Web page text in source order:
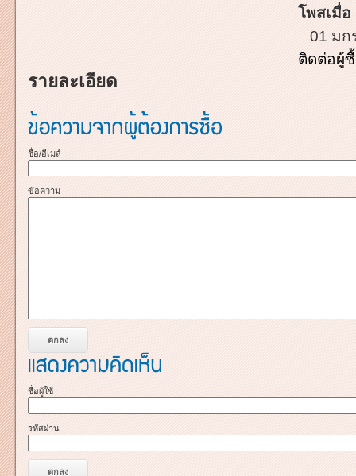
โพสเมื่อ
01 มก
ติดต่อผู้
รายละเอียด
ชื่อ/อีเมล์
ข้อความ
ชื่อผู้ใช้
รหัสผ่าน